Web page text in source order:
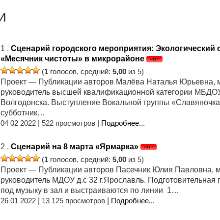
1 . Сценарий городского мероприятия: Экологический
«Месячник чистоты» в микрорайоне
(1 голосов, средний: 5,00 из 5)
Проект — Публикации авторов Малёва Наталья Юрьевна,
руководитель высшей квалификационной категории
Волгодонска. Выступление Вокальной группы
субботник…
04 02 2022
522 просмотров Подробнее...
2 . Сценарий на 8 марта «Ярмарка»
(1 голосов, средний: 5,00 из 5)
Проект — Публикации авторов Пасечник Юлия Павловна,
руководитель МДОУ д.с 32 г.Ярославль. Подготовительная
под музыку в зал и выстраиваются по линии 1…
26 01 2022
13 125 просмотров Подробнее...